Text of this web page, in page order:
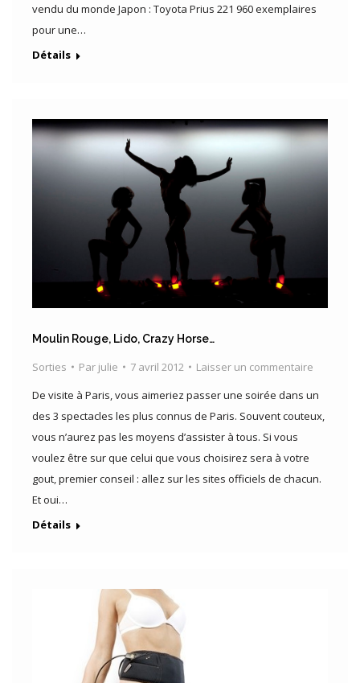
vendu du monde Japon : Toyota Prius 221 960 exemplaires
pour une…
Détails
Moulin Rouge, Lido, Crazy Horse…
Sorties Par julie 7 avril 2012
Laisser un commentaire
De visite à Paris, vous aimeriez passer une soirée dans un
des 3 spectacles les plus connus de Paris. Souvent couteux,
vous n’aurez pas les moyens d’assister à tous. Si vous
voulez être sur que celui que vous choisirez sera à votre
gout, premier conseil : allez sur les sites officiels de chacun.
Et oui…
Détails